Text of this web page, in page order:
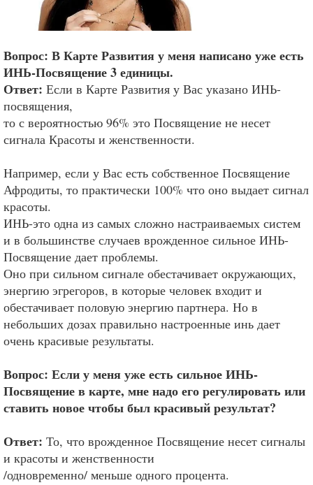
Вопрос: В Карте Развития у меня написано уже есть
ИНЬ-Посвящение 3 единицы.
Ответ: Если в Карте Развития у Вас указано ИНЬ-
посвящения,
то с вероятностью 96% это Посвящение не несет
сигнала Красоты и женственности.
Например, если у Вас есть собственное Посвящение
Афродиты, то практически 100% что оно выдает сигнал
красоты.
ИНЬ-это одна из самых сложно настраиваемых систем
и в большинстве случаев врожденное сильное ИНЬ-
Посвящение дает проблемы.
Оно при сильном сигнале обестачивает окружающих,
энергию эгрегоров, в которые человек входит и
обестачивает половую энергию партнера. Но в
небольших дозах правильно настроенные инь дает
очень красивые результаты.
Вопрос: Если у меня уже есть сильное ИНЬ-
Посвящение в карте, мне надо его регулировать или
ставить новое чтобы был красивый результат?
Ответ: То, что врожденное Посвящение несет сигналы
и красоты и женственности
/одновременно/ меньше одного процента.